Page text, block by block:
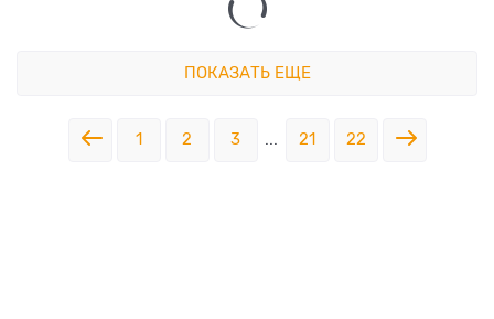
ПОКАЗАТЬ ЕЩЕ
1 2 3 ... 21 22